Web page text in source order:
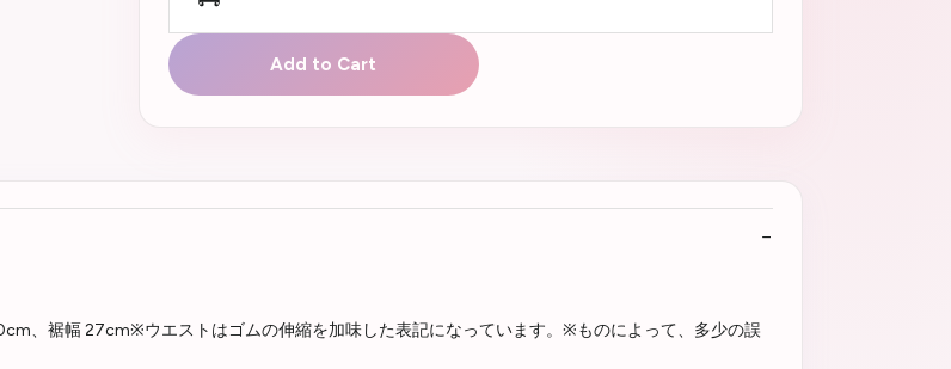
Add to Cart
、裾幅 27cm※ウエストはゴムの伸縮を加味した表記になっています。※ものによって、多少の誤